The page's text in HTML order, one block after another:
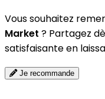
Vous souhaitez
Market ? Partagez
satisfaisante en
Je recommande